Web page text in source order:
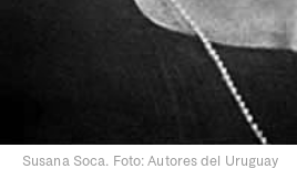
Susana Soca. Foto: Autores del Uruguay